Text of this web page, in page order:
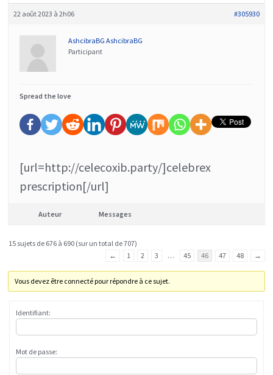
22 août 2023 à 2h06 #305930
AshcibraBG AshcibraBG
Participant
Spread the love
[url=http://celecoxib.party/]celebrex
prescription[/url]
Auteur Messages
15 sujets de 676 à 690 (sur un total de 707)
←
1 2 3 … 45 46 47 48 →
Vous devez être connecté pour répondre à ce sujet.
Identifiant:
Mot de passe: